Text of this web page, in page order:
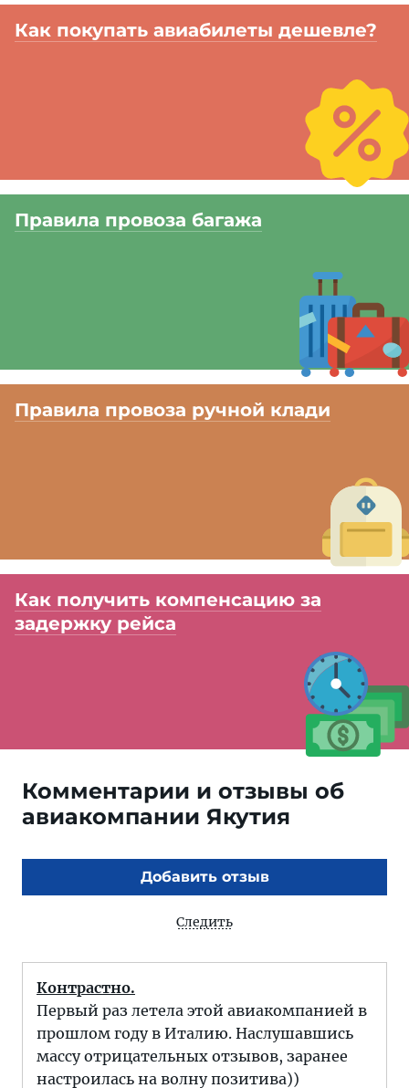
Как покупать авиабилеты дешевле?
Правила провоза багажа
Правила провоза ручной клади
Как получить компенсацию за
задержку рейса
Комментарии и отзывы об
авиакомпании Якутия
Добавить отзыв
Следить
Контрастно.
Первый раз летела этой авиакомпанией в
прошлом году в Италию. Наслушавшись
массу отрицательных отзывов, заранее
настроилась на волну позитива))